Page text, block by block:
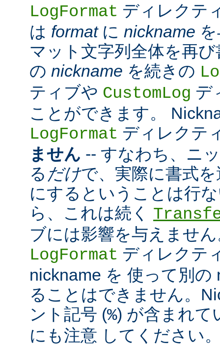
LogFormat ディレクテ
は formatに nickname
マット文字列全体を再
の nickname を続きの
ティブや CustomLog デ
ことができます。
LogFormat ディレクテ
ません -- すなわち、ニ
る だけで、実際に書式
にするということは行
ら、これは続く
ブには影響を与えませ
LogFormat ディレクテ
nickname を 使って別の
ることはできません。
ント記号 (%) が含まれて
にも注意 してください